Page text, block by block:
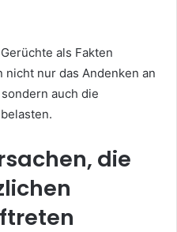
als Fakten
nur das Andenken an
auch die
die